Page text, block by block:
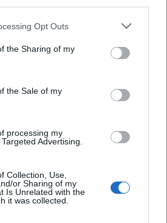
Opt Outs
the Sharing of my
the Sale of my
processing my
Advertising.
Collection, Use,
or Sharing of my
Is Unrelated with the
it was collected.
sich das Kinderkonzert
Aufenthaltskomfort
an
für Kinder